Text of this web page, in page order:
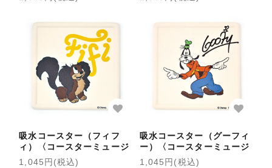
吸水コースター（フィフ
ィ）〈コースターミュージ
アム〉
1,045円(税込)
吸水コースター（グーフィ
ー）〈コースターミュージ
アム〉
1,045円(税込)